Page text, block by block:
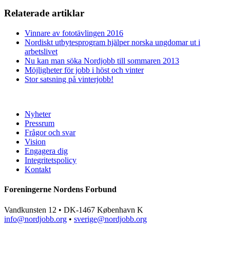
Relaterade artiklar
Vinnare av fototävlingen 2016
Nordiskt utbytesprogram hjälper norska ungdomar ut i
arbetslivet
Nu kan man söka Nordjobb till sommaren 2013
Möjligheter för jobb i höst och vinter
Stor satsning på vinterjobb!
Nyheter
Pressrum
Frågor och svar
Vision
Engagera dig
Integritetspolicy
Kontakt
Foreningerne Nordens Forbund
Vandkunsten 12 • DK-1467 København K
info@nordjobb.org • sverige@nordjobb.org